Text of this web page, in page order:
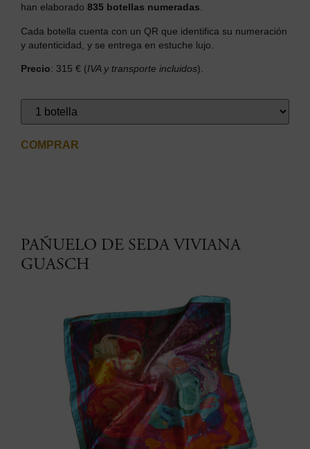
han elaborado 835 botellas numeradas.
Cada botella cuenta con un QR que identifica su numeración
y autenticidad, y se entrega en estuche lujo.
Precio: 315 € (IVA y transporte incluidos).
COMPRAR
PAÑUELO DE SEDA VIVIANA
GUASCH